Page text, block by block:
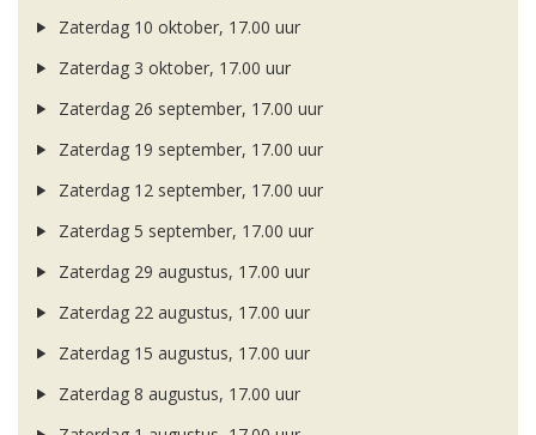
Zaterdag 10 oktober, 17.00 uur
Zaterdag 3 oktober, 17.00 uur
Zaterdag 26 september, 17.00 uur
Zaterdag 19 september, 17.00 uur
Zaterdag 12 september, 17.00 uur
Zaterdag 5 september, 17.00 uur
Zaterdag 29 augustus, 17.00 uur
Zaterdag 22 augustus, 17.00 uur
Zaterdag 15 augustus, 17.00 uur
Zaterdag 8 augustus, 17.00 uur